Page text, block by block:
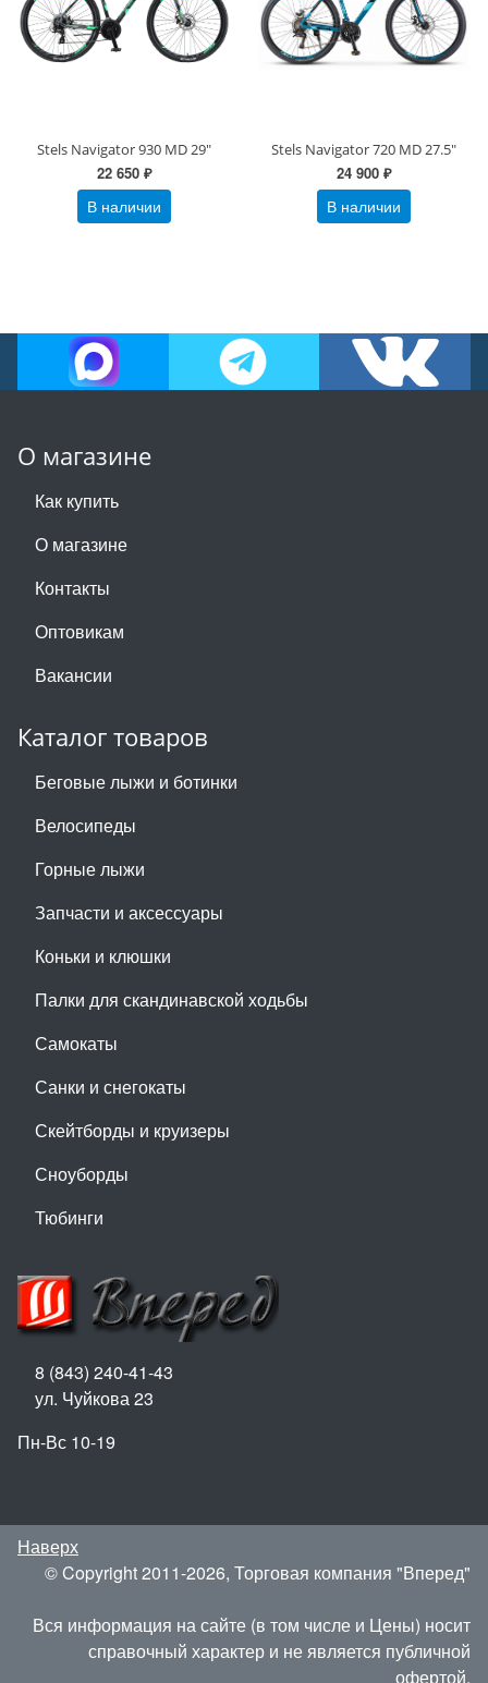
Stels Navigator 930 MD 29"
22 650 ₽
В наличии
Stels Navigator 720 MD 27.5"
24 900 ₽
В наличии
О магазине
Как купить
О магазине
Контакты
Оптовикам
Вакансии
Каталог товаров
Беговые лыжи и ботинки
Велосипеды
Горные лыжи
Запчасти и аксессуары
Коньки и клюшки
Палки для скандинавской ходьбы
Самокаты
Санки и снегокаты
Скейтборды и круизеры
Сноуборды
Тюбинги
8 (843) 240-41-43
ул. Чуйкова 23
Пн-Вс 10-19
Наверх
© Copyright 2011-2026, Торговая компания "Вперед"
Вся информация на сайте (в том числе и Цены) носит
справочный характер и не является публичной
офертой.